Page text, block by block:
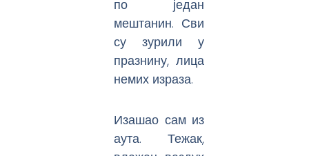
по један
мештанин. Сви
су зурили у
празнину, лица
немих израза.
Изашао сам из
аута. Тежак,